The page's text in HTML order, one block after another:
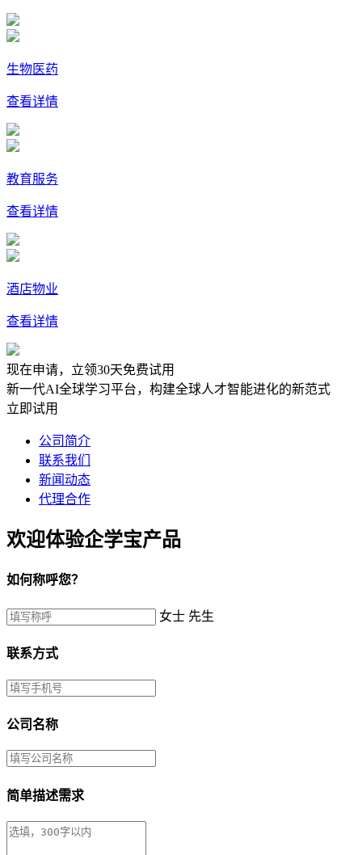
生物医药
查看详情
教育服务
查看详情
酒店物业
查看详情
现在申请，立领30天免费试用
新一代AI全球学习平台，构建全球人才智能进化的新范式
立即试用
公司简介
联系我们
新闻动态
代理合作
欢迎体验企学宝产品
如何称呼您？
女士 先生
联系方式
公司名称
简单描述需求